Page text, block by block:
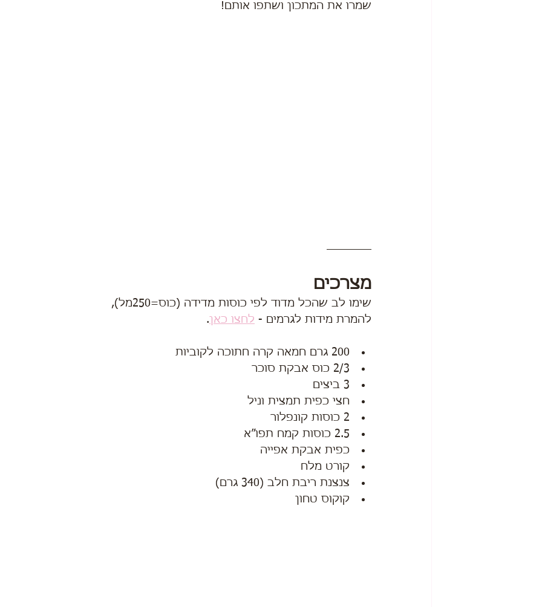
שמרו את המתכון ושתפו אותם!
מצרכים
שימו לב שהכל מדוד לפי כוסות מדידה (כוס=250מל),
להמרת מידות לגרמים - לחצו כאן.
200 גרם חמאה קרה חתוכה לקוביות
2/3 כוס אבקת סוכר
3 ביצים
חצי כפית תמצית וניל
2 כוסות קונפלור
2.5 כוסות קמח תפו״א
כפית אבקת אפייה
קורט מלח
צנצנת ריבת חלב (340 גרם)
קוקוס טחון